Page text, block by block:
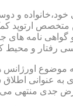
و
متخصص ارتوپد
نامه های
رفتار و محیط
موضوع اورژانس
به عنوانی اطلاق
جدی منتهی